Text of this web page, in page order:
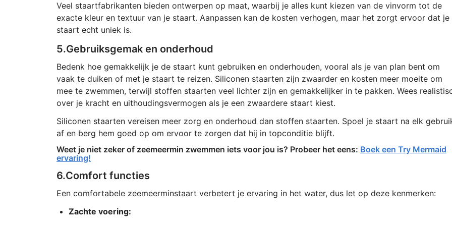
Veel staartfabrikanten bieden ontwerpen op maat, waarbij je alles kunt kiezen van de vinvorm tot de
exacte kleur en textuur van je staart. Aanpassen kan de kosten verhogen, maar het zorgt ervoor dat je
staart echt uniek is.
5.Gebruiksgemak en onderhoud
Bedenk hoe gemakkelijk je de staart kunt gebruiken en onderhouden, vooral als je van plan bent om
vaak te duiken of met je staart te reizen. Siliconen staarten zijn zwaarder en kosten meer moeite om
mee te zwemmen, terwijl stoffen staarten veel lichter zijn en gemakkelijker in te pakken. Wees
over je kracht en uithoudingsvermogen als je een zwaardere staart kiest.
Siliconen staarten vereisen meer zorg en onderhoud dan stoffen staarten. Spoel je staart na elk
af en berg hem goed op om ervoor te zorgen dat hij in topconditie blijft.
Weet je niet zeker of zeemeermin zwemmen iets voor jou is? Probeer het eens: Boek een Try Mermaid
ervaring!
6.Comfort functies
Een comfortabele zeemeerminstaart verbetert je ervaring in het water, dus let op deze kenmerken:
Zachte voering: